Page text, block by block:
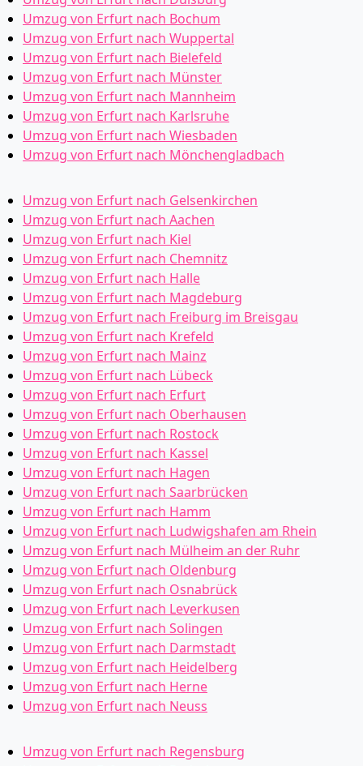
Umzug von Erfurt nach Bochum
Umzug von Erfurt nach Wuppertal
Umzug von Erfurt nach Bielefeld
Umzug von Erfurt nach Münster
Umzug von Erfurt nach Mannheim
Umzug von Erfurt nach Karlsruhe
Umzug von Erfurt nach Wiesbaden
Umzug von Erfurt nach Mönchen­gladbach
Umzug von Erfurt nach Gelsenkirchen
Umzug von Erfurt nach Aachen
Umzug von Erfurt nach Kiel
Umzug von Erfurt nach Chemnitz
Umzug von Erfurt nach Halle
Umzug von Erfurt nach Magdeburg
Umzug von Erfurt nach Freiburg im Breisgau
Umzug von Erfurt nach Krefeld
Umzug von Erfurt nach Mainz
Umzug von Erfurt nach Lübeck
Umzug von Erfurt nach Erfurt
Umzug von Erfurt nach Oberhausen
Umzug von Erfurt nach Rostock
Umzug von Erfurt nach Kassel
Umzug von Erfurt nach Hagen
Umzug von Erfurt nach Saarbrücken
Umzug von Erfurt nach Hamm
Umzug von Erfurt nach Ludwigshafen am Rhein
Umzug von Erfurt nach Mülheim an der Ruhr
Umzug von Erfurt nach Oldenburg
Umzug von Erfurt nach Osnabrück
Umzug von Erfurt nach Leverkusen
Umzug von Erfurt nach Solingen
Umzug von Erfurt nach Darmstadt
Umzug von Erfurt nach Heidelberg
Umzug von Erfurt nach Herne
Umzug von Erfurt nach Neuss
Umzug von Erfurt nach Regensburg